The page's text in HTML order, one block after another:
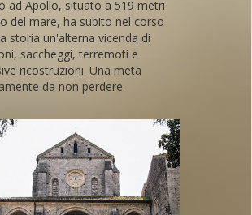
ad Apollo, situato a 519 metri
del mare, ha subito nel corso
storia un'alterna vicenda di
saccheggi, terremoti e
ricostruzioni. Una meta
da non perdere.